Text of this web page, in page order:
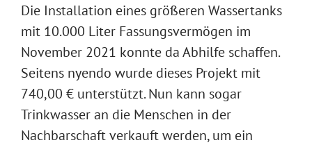
Die Installation eines größeren Wassertanks
mit 10.000 Liter Fassungsvermögen im
November 2021 konnte da Abhilfe schaffen.
Seitens nyendo wurde dieses Projekt mit
740,00 € unterstützt. Nun kann sogar
Trinkwasser an die Menschen in der
Nachbarschaft verkauft werden, um ein